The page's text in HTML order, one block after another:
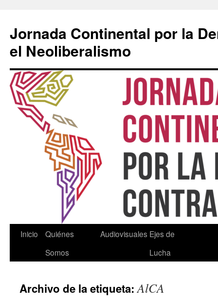
contenido
Jornada Continental por la
el Neoliberalismo
Inicio
Quiénes
Somos
Audiovisuales Ejes de
Lucha
Archivo de la etiqueta:AlCA